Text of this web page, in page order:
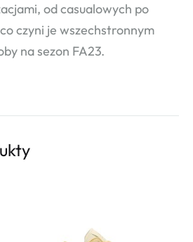
od casualowych po
czyni je wszechstronnym
na sezon FA23.